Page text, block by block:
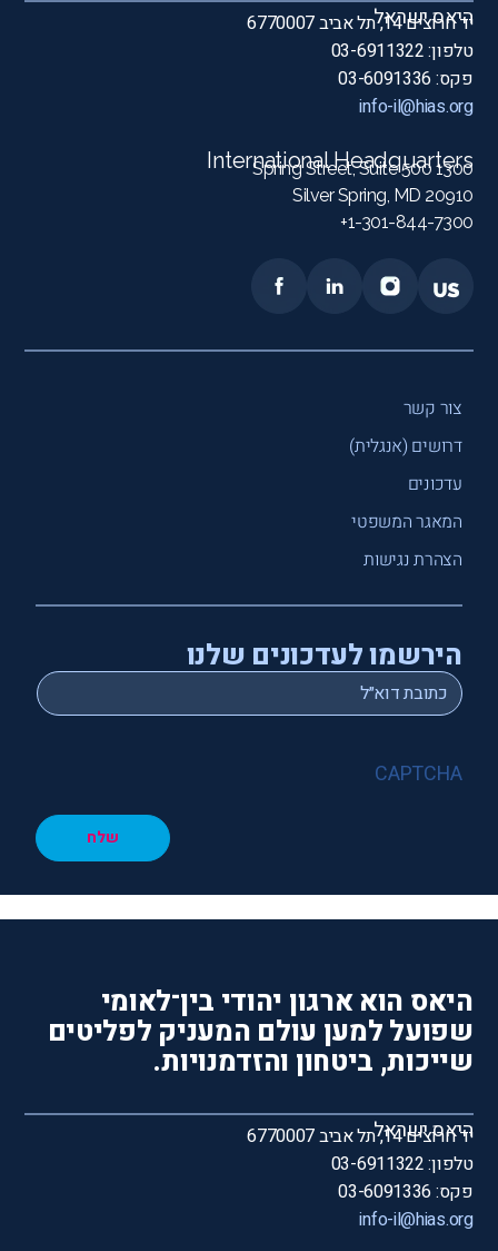
היאס ישראל
יד חרוצים 14, תל אביב 6770007
טלפון: 03-6911322
פקס: 03-6091336
info-il@hias.org
International Headquarters
1300 Spring Street, Suite 500
Silver Spring, MD 20910
1-301-844-7300+
צור קשר
דרושים (אנגלית)
עדכונים
המאגר המשפטי
הצהרת נגישות
הירשמו לעדכונים שלנו
Email
*
CAPTCHA
שלח
היאס הוא ארגון יהודי בין־לאומי
שפועל למען עולם המעניק לפליטים
שייכות, ביטחון והזדמנויות.
היאס ישראל
יד חרוצים 14, תל אביב 6770007
טלפון: 03-6911322
פקס: 03-6091336
info-il@hias.org